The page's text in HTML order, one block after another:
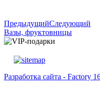
ПредыдущийСледующий
Вазы, фруктовницы
Разработка сайта - Factory